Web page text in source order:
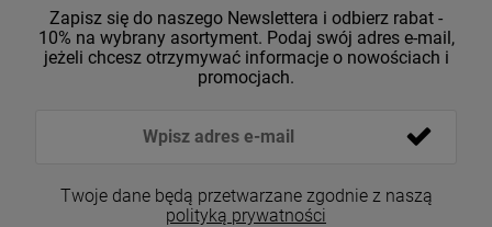
Zapisz się do naszego Newslettera i odbierz rabat -
10% na wybrany asortyment. Podaj swój adres e-mail,
jeżeli chcesz otrzymywać informacje o nowościach i
promocjach.
Twoje dane będą przetwarzane zgodnie z naszą
polityką prywatności